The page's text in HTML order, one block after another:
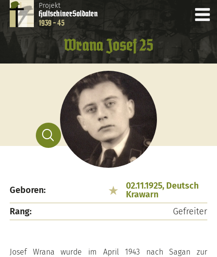
Projekt
HultschinerSoldaten
1939 - 45
Wrana Josef 25
Geboren:
02.11.1925, Deutsch
Krawarn
Rang:
Gefreiter
Josef Wrana wurde im April 1943 nach Sagan zur